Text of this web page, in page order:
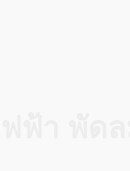
า พัดลม